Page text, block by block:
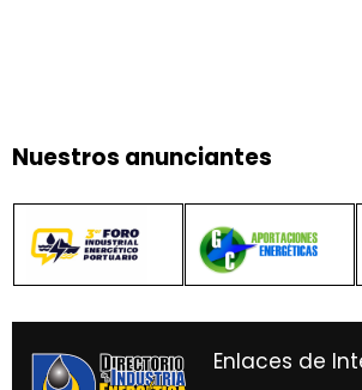
Nuestros anunciantes
Enlaces de